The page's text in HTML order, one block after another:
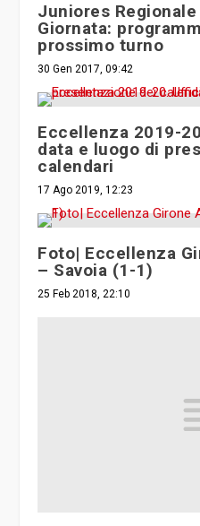
Juniores Regionale
Giornata:
prossimo turno
30 Gen 2017, 09:42
Eccellenza 2019-
data e luogo di
calendari
17 Ago 2019, 12:23
Foto| Eccellenza
– Savoia (1-1)
25 Feb 2018, 22:10